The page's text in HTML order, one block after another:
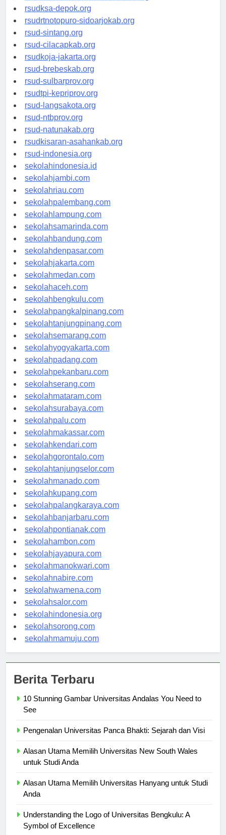
rsuddrloekmonohadi-kuduskab.org
rsudksa-depok.org
rsudrtnotopuro-sidoarjokab.org
rsud-sintang.org
rsud-cilacapkab.org
rsudkoja-jakarta.org
rsud-brebeskab.org
rsud-sulbarprov.org
rsudtpi-kepriprov.org
rsud-langsakota.org
rsud-ntbprov.org
rsud-natunakab.org
rsudkisaran-asahankab.org
rsud-indonesia.org
sekolahindonesia.id
sekolahjambi.com
sekolahriau.com
sekolahpalembang.com
sekolahlampung.com
sekolahsamarinda.com
sekolahbandung.com
sekolahdenpasar.com
sekolahjakarta.com
sekolahmedan.com
sekolahaceh.com
sekolahbengkulu.com
sekolahpangkalpinang.com
sekolahtanjungpinang.com
sekolahsemarang.com
sekolahyogyakarta.com
sekolahpadang.com
sekolahpekanbaru.com
sekolahserang.com
sekolahmataram.com
sekolahsurabaya.com
sekolahpalu.com
sekolahmakassar.com
sekolahkendari.com
sekolahgorontalo.com
sekolahtanjungselor.com
sekolahmanado.com
sekolahkupang.com
sekolahpalangkaraya.com
sekolahbanjarbaru.com
sekolahpontianak.com
sekolahambon.com
sekolahjayapura.com
sekolahmanokwari.com
sekolahnabire.com
sekolahwamena.com
sekolahsalor.com
sekolahindonesia.org
sekolahsorong.com
10 Stunning Gambar Universitas Andalas You Need to
Alasan Utama Memilih Universitas New South Wales
Alasan Utama Memilih Universitas Hanyang untuk Studi
Understanding the Logo of Universitas Bengkulu: A